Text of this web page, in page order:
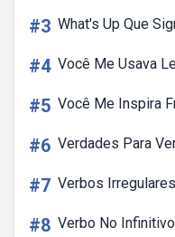
#3 What's Up Que
#4 Você Me Usava
#5 Você Me Inspira
#6 Verdades Para
#7 Verbos
#8 Verbo No